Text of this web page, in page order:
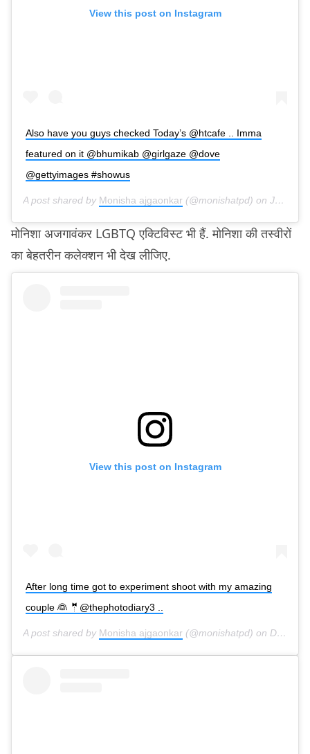
View this post on Instagram
Also have you guys checked Today’s @htcafe .. Imma
featured on it @bhumikab @girlgaze @dove
@gettyimages #showus
A post shared by Monisha ajgaonkar (@monishatpd) on Jun 29, 2019 at 2:14am PDT
मोनिशा अजगावंकर LGBTQ एक्टिविस्ट भी हैं. मोनिशा की तस्वीरों
का बेहतरीन कलेक्शन भी देख लीजिए.
View this post on Instagram
After long time got to experiment shoot with my amazing
couple 👰 🤵@thephotodiary3 ..
A post shared by Monisha ajgaonkar (@monishatpd) on Dec 6, 2018 at 5:39am PST